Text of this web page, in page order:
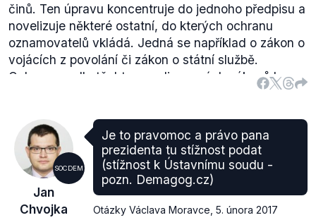
činů. Ten úpravu koncentruje do jednoho předpisu a
novelizuje některé ostatní, do kterých ochranu
oznamovatelů vkládá. Jedná se například o zákon o
vojácích z povolání či zákon o státní službě.
Ochrana podle těchto novelizovaných zákonů by
pak příslušela pouze těm osobám, které by byly
označeny jako chránění oznamovatelé.
Podle§ 3 (.pdf, str. 2) tohoto návrhu by opravdu měl
u Nejvyššího státního zastupitelství vzniknout
informační systém, jehož prostřednictvím by
oznamovatel podával trestní oznámení. § 6 (str. 3)
poté stanovuje, že zvláštní zákon stanoví, ke kterým
SOCDEM
Jan
Chvojka
Je to pravomoc a právo pana
prezidenta tu stížnost podat
(stížnost k Ústavnímu soudu -
pozn. Demagog.cz)
Otázky Václava Moravce 5. února 2017